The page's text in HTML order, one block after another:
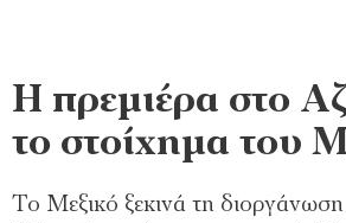
Η πρεμιέρα στο
το στοίχημα του
Το Μεξικό ξεκινά τη διοργάνωση